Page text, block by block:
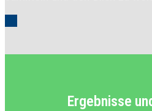
Ergebnisse